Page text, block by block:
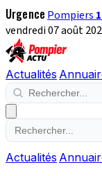
Urgence Pompiers
vendredi 07 août
Actualités
Actualités